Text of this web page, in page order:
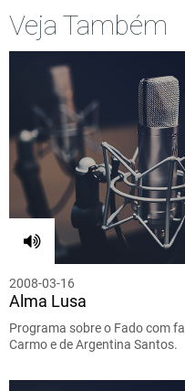
Veja Também
2008-03-16
Alma Lusa
Programa sobre o Fado com
Carmo e de Argentina Santos.